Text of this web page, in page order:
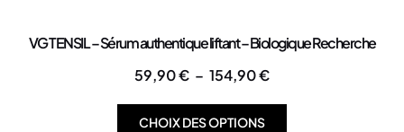
VG TENSIL – Sérum authentique liftant – Biologique Recherche
59,90€ – 154,90€
CHOIX DES OPTIONS